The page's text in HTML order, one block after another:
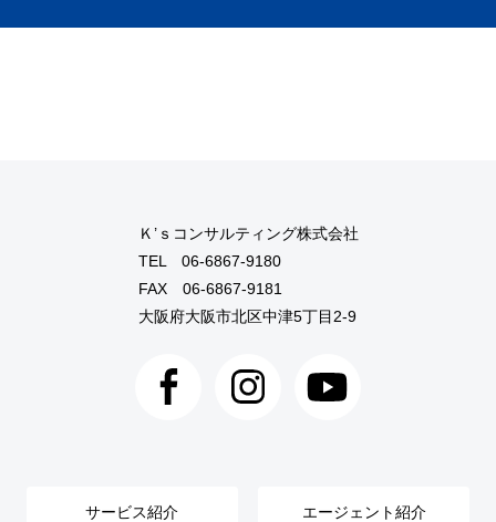
Ｋ’ｓコンサルティング株式会社
TEL 06-6867-9180
FAX 06-6867-9181
大阪府大阪市北区中津5丁目2-9
サービス紹介 エージェント紹介